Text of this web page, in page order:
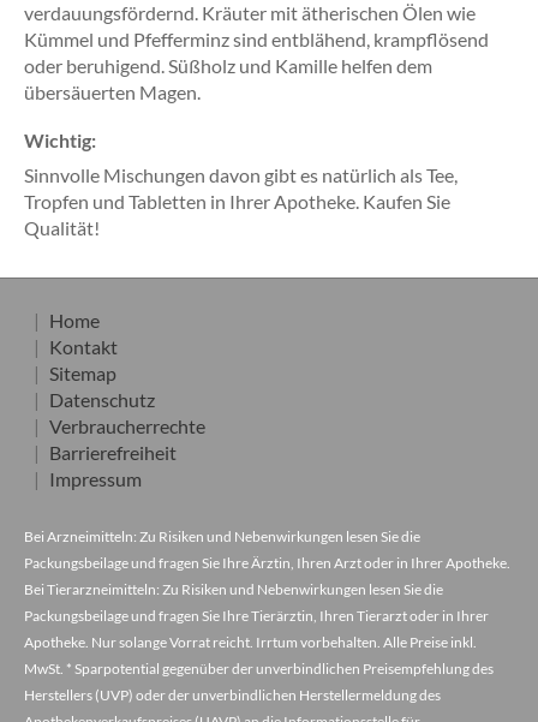
verdauungsfördernd. Kräuter mit ätherischen Ölen wie
Kümmel und Pfefferminz sind entblähend, krampflösend
oder beruhigend. Süßholz und Kamille helfen dem
übersäuerten Magen.
Wichtig:
Sinnvolle Mischungen davon gibt es natürlich als Tee,
Tropfen und Tabletten in Ihrer Apotheke. Kaufen Sie
Qualität!
Home
Kontakt
Sitemap
Datenschutz
Verbraucherrechte
Barrierefreiheit
Impressum
Bei Arzneimitteln: Zu Risiken und Nebenwirkungen lesen Sie die
Packungsbeilage und fragen Sie Ihre Ärztin, Ihren Arzt oder in Ihrer Apotheke.
Bei Tierarzneimitteln: Zu Risiken und Nebenwirkungen lesen Sie die
Packungsbeilage und fragen Sie Ihre Tierärztin, Ihren Tierarzt oder in Ihrer
Apotheke. Nur solange Vorrat reicht. Irrtum vorbehalten. Alle Preise inkl.
MwSt. * Sparpotential gegenüber der unverbindlichen Preisempfehlung des
Herstellers (UVP) oder der unverbindlichen Herstellermeldung des